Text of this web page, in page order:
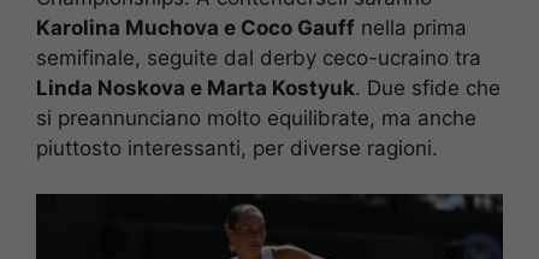
Karolina Muchova e Coco Gauff nella prima
semifinale, seguite dal derby ceco-ucraino tra
Linda Noskova e Marta Kostyuk. Due sfide che
si preannunciano molto equilibrate, ma anche
piuttosto interessanti, per diverse ragioni.